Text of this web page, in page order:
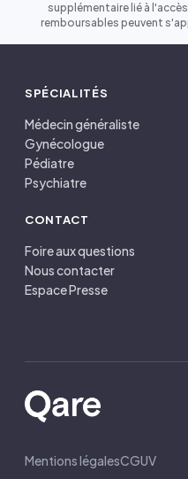
supplémentaire lié à
remboursables peuvent
SPÉCIALITÉS
Médecin généraliste
Gynécologue
Pédiatre
Psychiatre
CONTACT
Foire aux questions
Nous contacter
Espace Presse
Mentions légalesCGUV